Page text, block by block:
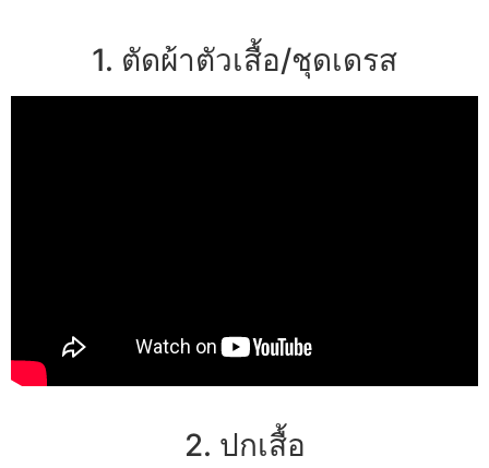
1. ตัดผ้าตัวเสื้อ/ชุดเดรส
2. ปกเสื้อ